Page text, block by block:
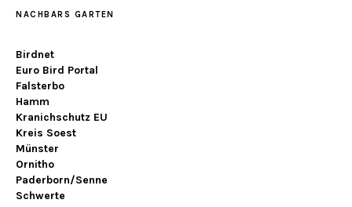
NACHBARS GARTEN
Birdnet
Euro Bird Portal
Falsterbo
Hamm
Kranichschutz EU
Kreis Soest
Münster
Ornitho
Paderborn/Senne
Schwerte